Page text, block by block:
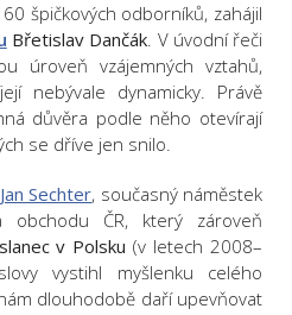
špičkových odborníků, zahájil
Břetislav Dančák. V úvodní řeči
úroveň vzájemných vztahů,
nebývale dynamicky. Právě
důvěra podle něho otevírají
se dříve jen snilo.
Jan Sechter, současný náměstek
obchodu ČR, který zároveň
v Polsku (v letech 2008–
vystihl myšlenku celého
dlouhodobě daří upevňovat